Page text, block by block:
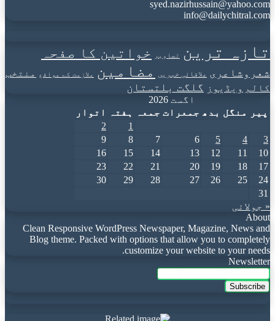
syed.nazirhussain@yahoo.com
info@dailychitral.com
تازہ ترین تصاویر خواتین کا صفحہ
شعروشاعری علاقائی خبریں مضامین ملازمت کے مواقع
منتخب
کالم ویڈیوز گلگت بلتستان
اگست 2026
پیر
منگل بدھ جمعرات جمعہ ہفتہ
اتوار
1
2
3
4
5
6
7
8
9
10
11
12
13
14
15
16
17
18
19
20
21
22
23
24
25
26
27
28
29
30
31
« جولائی
About
Clean Responsive WordPress Newspaper, Magazine, News and
Blog theme. Packed with options that allow you to completely
customize your website to your needs.
Newsletter
Enter
your
Email